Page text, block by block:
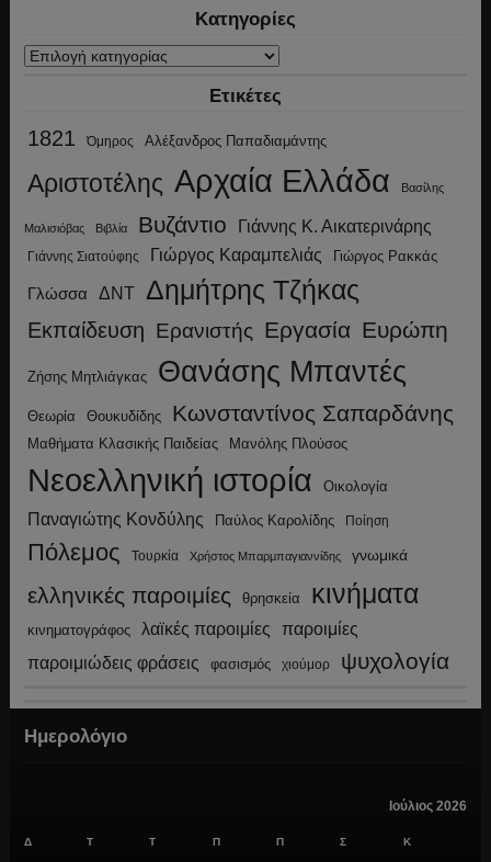
Κατηγορίες
Κατηγορίες
Ετικέτες
1821 Όμηρος Αλέξανδρος Παπαδιαμάντης
Αριστοτέλης Αρχαία Ελλάδα Βασίλης
Μαλισιόβας Βιβλία Βυζάντιο Γιάννης Κ. Αικατερινάρης
Γιάννης Σιατούφης Γιώργος Καραμπελιάς Γιώργος Ρακκάς
Γλώσσα ΔΝΤ Δημήτρης Τζήκας
Εκπαίδευση Ερανιστής Εργασία Ευρώπη
Ζήσης Μητλιάγκας Θανάσης Μπαντές
Θεωρία Θουκυδίδης Κωνσταντίνος Σαπαρδάνης
Μαθήματα Κλασικής Παιδείας Μανόλης Πλούσος
Νεοελληνική ιστορία Οικολογία
Παναγιώτης Κονδύλης Παύλος Καρολίδης Ποίηση
Πόλεμος Τουρκία Χρήστος Μπαρμπαγιαννίδης γνωμικά
ελληνικές παροιμίες θρησκεία κινήματα
κινηματογράφος λαϊκές παροιμίες παροιμίες
παροιμιώδεις φράσεις φασισμός χιούμορ ψυχολογία
Ημερολόγιο
Ιούλιος 2026
Δ Τ Τ Π Π Σ Κ